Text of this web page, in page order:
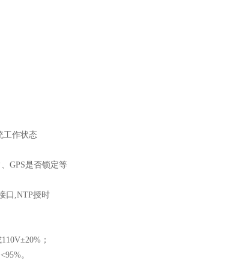
工作状态
GPS是否锁定等
口 ,NTP授时
110V±20% ；
<95%。